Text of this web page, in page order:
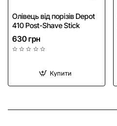
Олівець від порізів Depot
410 Post-Shave Stick
630 грн
Купити